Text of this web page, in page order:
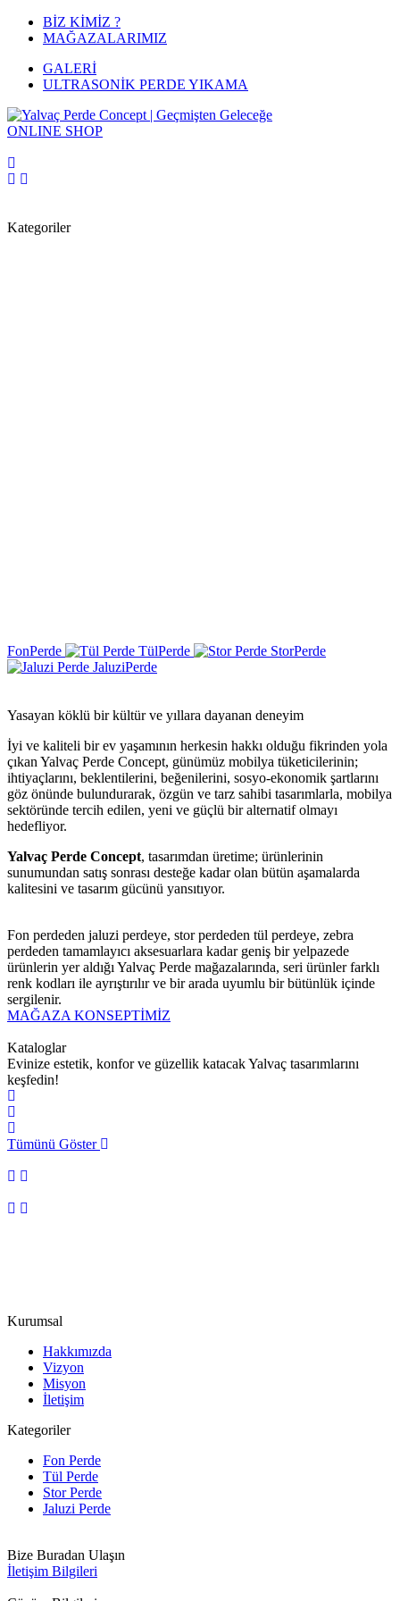
BİZ KİMİZ ?
MAĞAZALARIMIZ
GALERİ
ULTRASONİK PERDE YIKAMA
ONLINE SHOP
Kategoriler
FonPerde TülPerde StorPerde
JaluziPerde
Yasayan köklü bir kültür ve yıllara dayanan deneyim
İyi ve kaliteli bir ev yaşamının herkesin hakkı olduğu fikrinden yola
çıkan Yalvaç Perde Concept, günümüz mobilya tüketicilerinin;
ihtiyaçlarını, beklentilerini, beğenilerini, sosyo-ekonomik şartlarını
göz önünde bulundurarak, özgün ve tarz sahibi tasarımlarla, mobilya
sektöründe tercih edilen, yeni ve güçlü bir alternatif olmayı
hedefliyor.
Yalvaç Perde Concept, tasarımdan üretime; ürünlerinin
sunumundan satış sonrası desteğe kadar olan bütün aşamalarda
kalitesini ve tasarım gücünü yansıtıyor.
Fon perdeden jaluzi perdeye, stor perdeden tül perdeye, zebra
perdeden tamamlayıcı aksesuarlara kadar geniş bir yelpazede
ürünlerin yer aldığı Yalvaç Perde mağazalarında, seri ürünler farklı
renk kodları ile ayrıştırılır ve bir arada uyumlu bir bütünlük içinde
sergilenir.
MAĞAZA KONSEPTİMİZ
Kataloglar
Evinize estetik, konfor ve güzellik katacak Yalvaç tasarımlarını
keşfedin!
Tümünü Göster
Kurumsal
Hakkımızda
Vizyon
Misyon
İletişim
Kategoriler
Fon Perde
Tül Perde
Stor Perde
Jaluzi Perde
Bize Buradan Ulaşın
İletişim Bilgileri